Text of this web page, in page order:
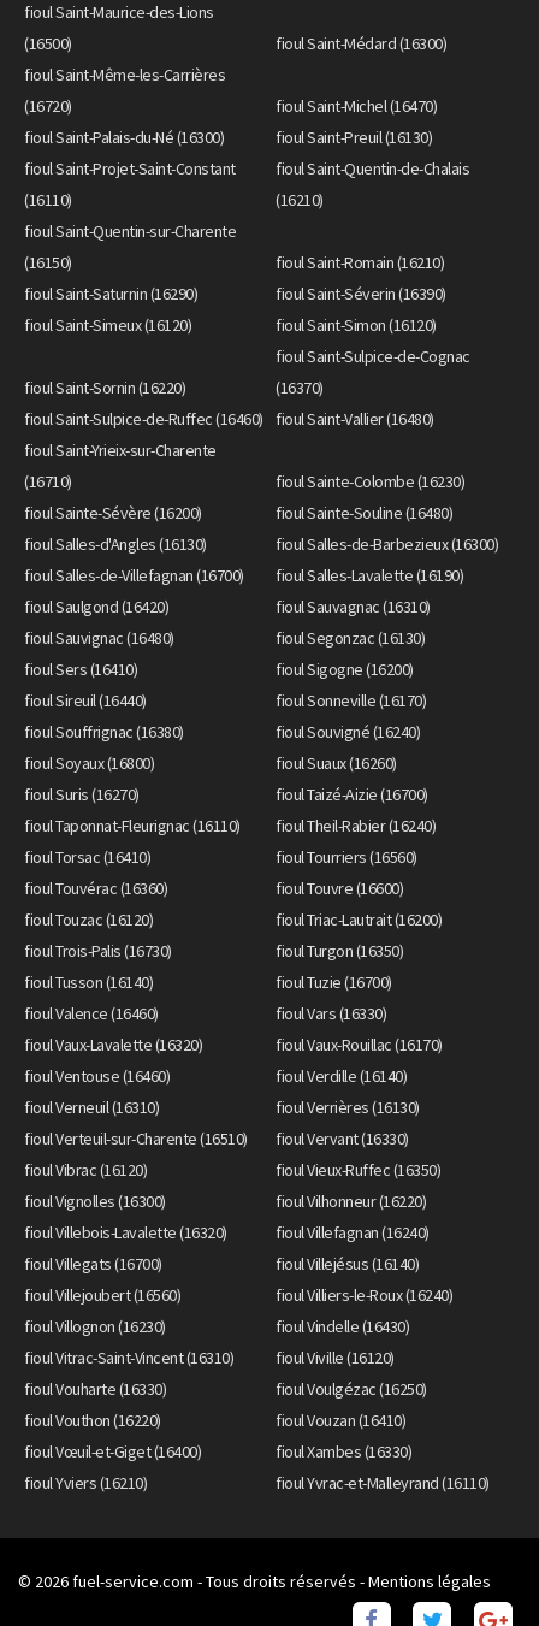
fioul Saint-Maurice-des-Lions
(16500)
fioul Saint-Médard (16300)
fioul Saint-Même-les-Carrières
(16720)
fioul Saint-Michel (16470)
fioul Saint-Palais-du-Né (16300)
fioul Saint-Preuil (16130)
fioul Saint-Projet-Saint-Constant
(16110)
fioul Saint-Quentin-de-Chalais
(16210)
fioul Saint-Quentin-sur-Charente
(16150)
fioul Saint-Romain (16210)
fioul Saint-Saturnin (16290)
fioul Saint-Séverin (16390)
fioul Saint-Simeux (16120)
fioul Saint-Simon (16120)
fioul Saint-Sornin (16220)
fioul Saint-Sulpice-de-Cognac
(16370)
fioul Saint-Sulpice-de-Ruffec (16460)
fioul Saint-Vallier (16480)
fioul Saint-Yrieix-sur-Charente
(16710)
fioul Sainte-Colombe (16230)
fioul Sainte-Sévère (16200)
fioul Sainte-Souline (16480)
fioul Salles-d'Angles (16130)
fioul Salles-de-Barbezieux (16300)
fioul Salles-de-Villefagnan (16700)
fioul Salles-Lavalette (16190)
fioul Saulgond (16420)
fioul Sauvagnac (16310)
fioul Sauvignac (16480)
fioul Segonzac (16130)
fioul Sers (16410)
fioul Sigogne (16200)
fioul Sireuil (16440)
fioul Sonneville (16170)
fioul Souffrignac (16380)
fioul Souvigné (16240)
fioul Soyaux (16800)
fioul Suaux (16260)
fioul Suris (16270)
fioul Taizé-Aizie (16700)
fioul Taponnat-Fleurignac (16110)
fioul Theil-Rabier (16240)
fioul Torsac (16410)
fioul Tourriers (16560)
fioul Touvérac (16360)
fioul Touvre (16600)
fioul Touzac (16120)
fioul Triac-Lautrait (16200)
fioul Trois-Palis (16730)
fioul Turgon (16350)
fioul Tusson (16140)
fioul Tuzie (16700)
fioul Valence (16460)
fioul Vars (16330)
fioul Vaux-Lavalette (16320)
fioul Vaux-Rouillac (16170)
fioul Ventouse (16460)
fioul Verdille (16140)
fioul Verneuil (16310)
fioul Verrières (16130)
fioul Verteuil-sur-Charente (16510)
fioul Vervant (16330)
fioul Vibrac (16120)
fioul Vieux-Ruffec (16350)
fioul Vignolles (16300)
fioul Vilhonneur (16220)
fioul Villebois-Lavalette (16320)
fioul Villefagnan (16240)
fioul Villegats (16700)
fioul Villejésus (16140)
fioul Villejoubert (16560)
fioul Villiers-le-Roux (16240)
fioul Villognon (16230)
fioul Vindelle (16430)
fioul Vitrac-Saint-Vincent (16310)
fioul Viville (16120)
fioul Vouharte (16330)
fioul Voulgézac (16250)
fioul Vouthon (16220)
fioul Vouzan (16410)
fioul Vœuil-et-Giget (16400)
fioul Xambes (16330)
fioul Yviers (16210)
fioul Yvrac-et-Malleyrand (16110)
© 2026fuel-service.com - Tous droits réservés -Mentions légales